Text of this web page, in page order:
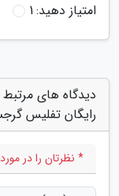
امتیاز دهید:1
دیدگاه های مرتبط
رایگان تفلیس
* نظرتان را در